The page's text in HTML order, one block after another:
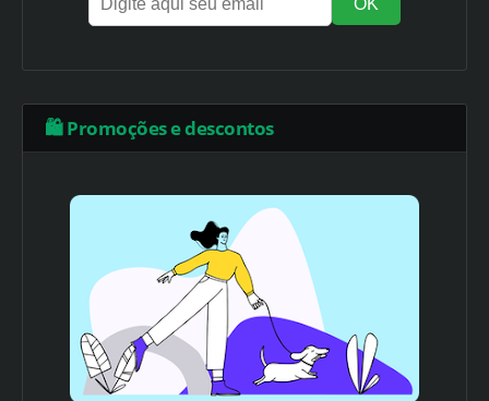
🛍️ Promoções e descontos